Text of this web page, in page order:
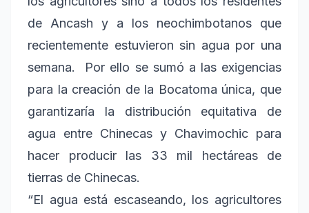
de Ancash y a los neochimbotanos que
recientemente estuvieron sin agua por una
semana. Por ello se sumó a las exigencias
para la creación de la Bocatoma única, que
garantizaría la distribución equitativa de
agua entre Chinecas y Chavimochic para
hacer producir las 33 mil hectáreas de
tierras de Chinecas.
“El agua está escaseando, los agricultores